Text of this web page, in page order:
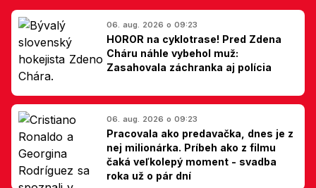
06. aug. 2026 o 09:23
HOROR na cyklotrase! Pred Zdena
Cháru náhle vybehol muž:
Zasahovala záchranka aj polícia
06. aug. 2026 o 09:23
Pracovala ako predavačka, dnes je z
nej milionárka. Príbeh ako z filmu
čaká veľkolepý moment - svadba
roka už o pár dní